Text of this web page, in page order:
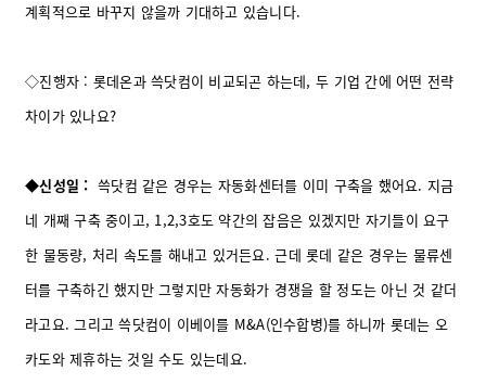
계획적으로 바꾸지 않을까 기대하고 있습니다.
◇진행자 : 롯데온과 쓱닷컴이 비교되곤 하는데, 두 기업 간에 어떤 전략
차이가 있나요?
◆신성일 : 쓱닷컴 같은 경우는 자동화센터를 이미 구축을 했어요. 지금
네 개째 구축 중이고, 1,2,3호도 약간의 잡음은 있겠지만 자기들이 요구
한 물동량, 처리 속도를 해내고 있거든요.근데 롯데 같은 경우는 물류센
터를 구축하긴 했지만 그렇지만 자동화가 경쟁을 할 정도는 아닌 것 같더
라고요. 그리고 쓱닷컴이 이베이를 M&A(인수합병)를 하니까 롯데는 오
카도와 제휴하는 것일 수도 있는데요.